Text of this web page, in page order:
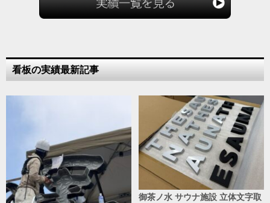
看板の実績最新記事
御茶ノ水 サウナ施設 立体文字取